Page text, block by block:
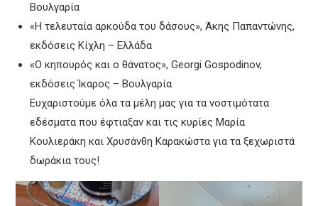
Βουλγαρία
«Η τελευταία αρκούδα του δάσους», Άκης Παπαντώνης,
εκδόσεις Κίχλη – Ελλάδα
«Ο κηπουρός και ο θάνατος», Georgi Gospodinov,
εκδόσεις Ίκαρος – Βουλγαρία
Ευχαριστούμε όλα τα μέλη μας για τα νοστιμότατα
εδέσματα που έφτιαξαν και τις κυρίες Μαρία
Κουλιεράκη και Χρυσάνθη Καρακώστα για τα ξεχωριστά
δωράκια τους!